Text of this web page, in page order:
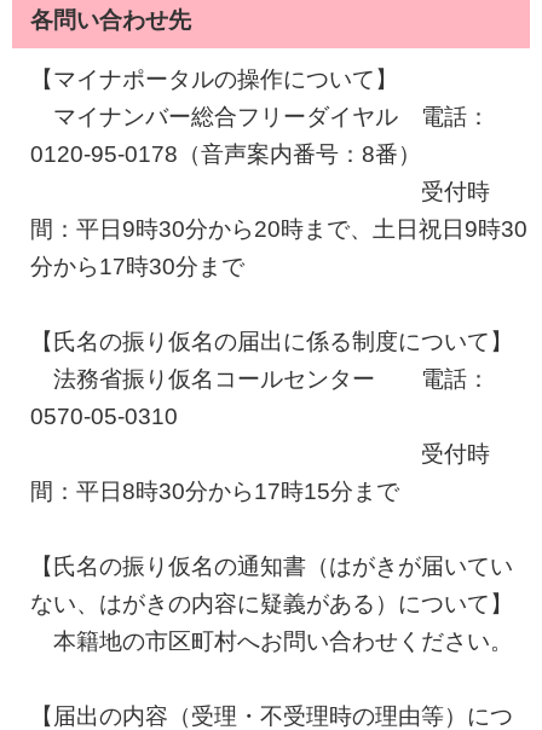
各問い合わせ先
【マイナポータルの操作について】
マイナンバー総合フリーダイヤル 電話：
0120-95-0178（音声案内番号：8番）
受付時
間：平日9時30分から20時まで、土日祝日9時30
分から17時30分まで
【氏名の振り仮名の届出に係る制度について】
法務省振り仮名コールセンター 電話：
0570-05-0310
受付時
間：平日8時30分から17時15分まで
【氏名の振り仮名の通知書（はがきが届いてい
ない、はがきの内容に疑義がある）について】
本籍地の市区町村へお問い合わせください。
【届出の内容（受理・不受理時の理由等）につ